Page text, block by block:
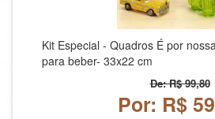
Kit Especial - Quadros É por
para beber- 33x22 cm
De: R$ 99,80
Por: R$